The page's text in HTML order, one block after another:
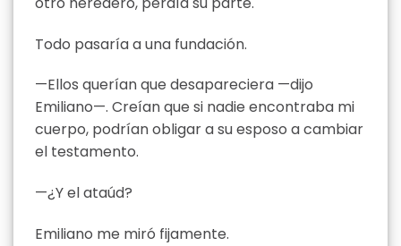
Todo pasaría a una fundación.
—Ellos querían que desapareciera —dijo
Emiliano—. Creían que si nadie encontraba mi
cuerpo, podrían obligar a su esposo a cambiar
el testamento.
—¿Y el ataúd?
Emiliano me miró fijamente.